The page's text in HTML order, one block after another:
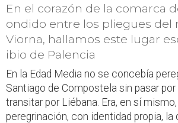
En el corazón de la comarca
ondido entre los pliegues del
Viorna, hallamos este lugar
ibio de Palencia
En la Edad Media no se concebía
Santiago de Compostela sin pasar
transitar por Liébana. Era, en sí
peregrinación, con identidad propia, la